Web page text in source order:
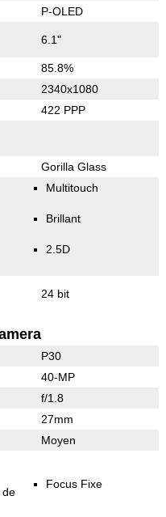
P-OLED
6.1"
85.8%
2340x1080
422 PPP
Gorilla Glass
Multitouch
Brillant
2.5D
24 bit
P30
40-MP
f/1.8
27mm
Moyen
de
Focus Fixe